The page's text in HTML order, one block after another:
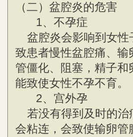
（二）盆腔炎的危害
1、不孕症
盆腔炎会影响到女性
致患者慢性盆腔痛、
管僵化、阻塞，精子
能致使女性不孕不育。
2、宫外孕
若没有得到及时的治
会粘连，会致使输卵